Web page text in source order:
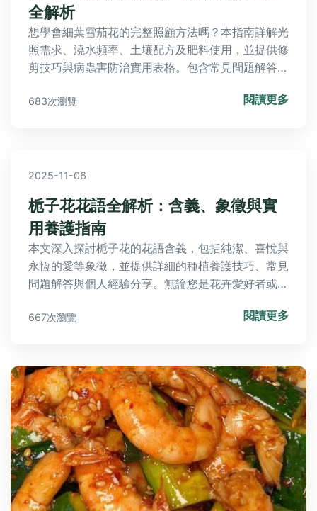
全解析
想學會細葉雪茄花的完整照顧方法嗎？本指南詳解光
照需求、澆水頻率、土壤配方及肥料使用，並提供修
剪技巧與病蟲害防治實用表格。包含常見問題解答如
分享從種植到開花的全攻略，助你輕鬆培育健康花
683次瀏覽 閱讀更多
2025-11-06
栀子花花語全解析：含義、象徵與實
用養護指南
本文深入探討栀子花的花語含義，包括純潔、喜悅與
永恆的愛等象徵，並提供詳細的種植養護技巧、常見
問題解答與個人經驗分享。無論您是花卉愛好者或想
全面了解栀子花的魅力與應用。
667次瀏覽 閱讀更多